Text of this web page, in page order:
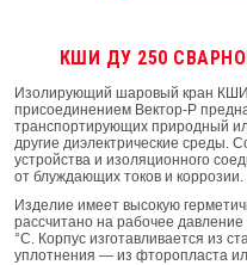
КШИ ДУ 250
Изолирующий шаровый кран
присоединением Вектор-Р
транспортирующих природный
другие диэлектрические среды.
устройства и изоляционного
от блуждающих токов и коррозии.
Изделие имеет высокую
рассчитано на рабочее
°C. Корпус изготавливается из
уплотнения — из фторопласта